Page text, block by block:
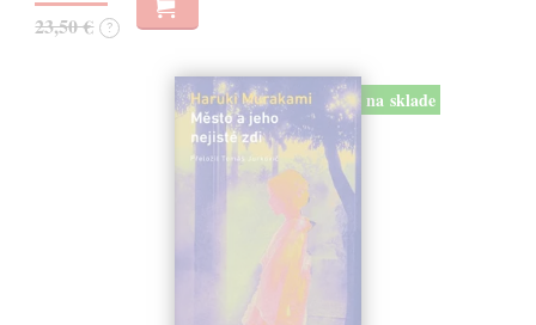
23,50 € ?
na sklade